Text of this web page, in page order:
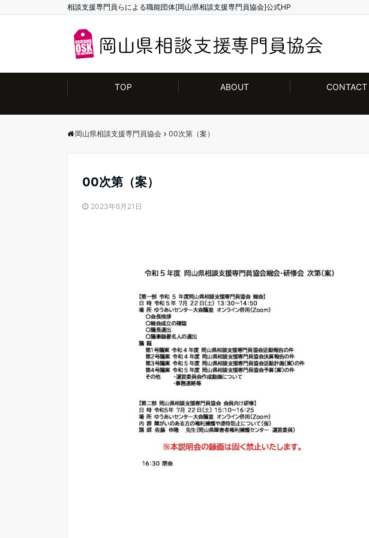
相談支援専門員らによる職能団体[岡山県相談支援専門員協会]公式HP
TOP ABOUT CONTACT
岡山県相談支援専門員協会 00次第（案）
00次第（案）
2023年6月21日